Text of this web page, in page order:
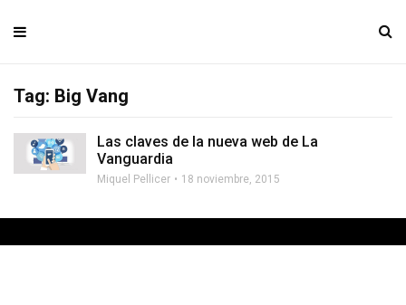
Tag: Big Vang
Las claves de la nueva web de La
Vanguardia
Miquel Pellicer 18 noviembre, 2015